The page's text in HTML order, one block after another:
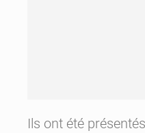
Ils ont été